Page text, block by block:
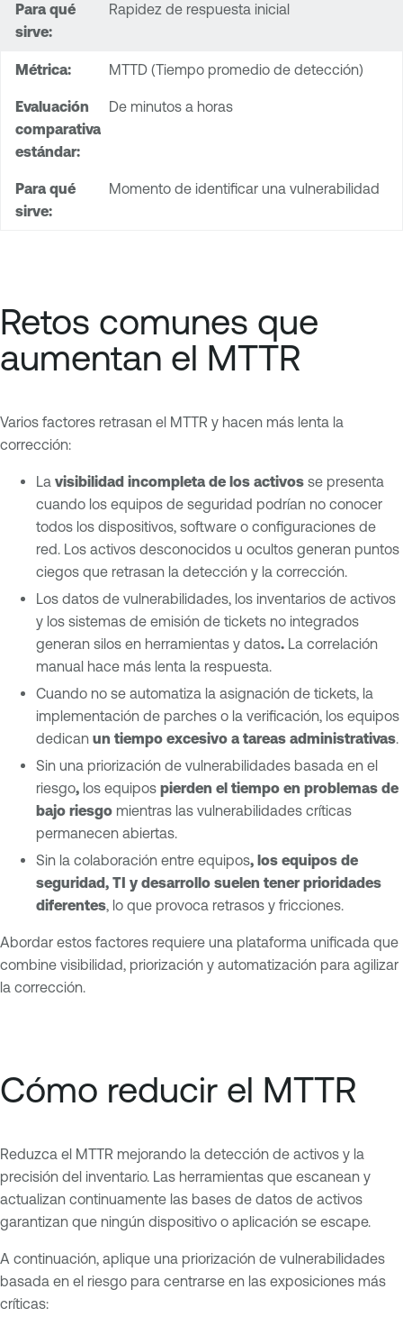
Rapidez de respuesta inicial
MTTD (Tiempo promedio de detección)
De minutos a horas
Momento de identificar una vulnerabilidad
Retos comunes que
aumentan el MTTR
Varios factores retrasan el MTTR y hacen más lenta la
corrección:
La visibilidad incompleta de los activos se presenta
cuando los equipos de seguridad podrían no conocer
todos los dispositivos, software o configuraciones de
red. Los activos desconocidos u ocultos generan puntos
ciegos que retrasan la detección y la corrección.
Los datos de vulnerabilidades, los inventarios de activos
y los sistemas de emisión de tickets no integrados
generan silos en herramientas y datos. La correlación
manual hace más lenta la respuesta.
Cuando no se automatiza la asignación de tickets, la
implementación de parches o la verificación, los equipos
dedican un tiempo excesivo a tareas administrativas.
Sin una priorización de vulnerabilidades basada en el
riesgo, los equipos pierden el tiempo en problemas de
bajo riesgo mientras las vulnerabilidades críticas
permanecen abiertas.
Sin la colaboración entre equipos, los equipos de
seguridad, TI y desarrollo suelen tener prioridades
diferentes, lo que provoca retrasos y fricciones.
Abordar estos factores requiere una plataforma unificada que
combine visibilidad, priorización y automatización para agilizar
la corrección.
Cómo reducir el MTTR
Reduzca el MTTR mejorando la detección de activos y la
precisión del inventario. Las herramientas que escanean y
actualizan continuamente las bases de datos de activos
garantizan que ningún dispositivo o aplicación se escape.
A continuación, aplique una priorización de vulnerabilidades
basada en el riesgo para centrarse en las exposiciones más
críticas: